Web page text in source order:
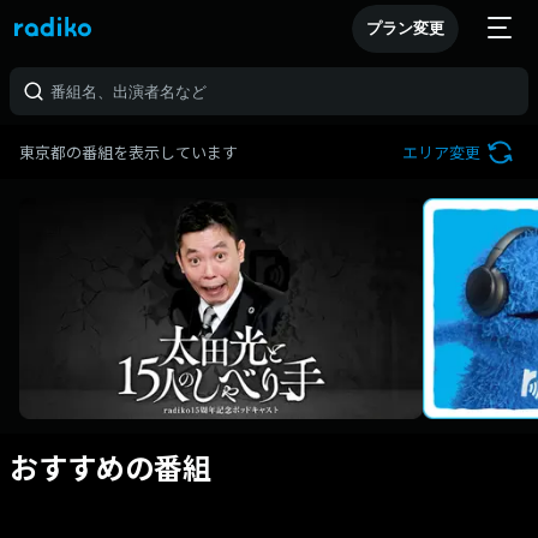
プラン変更
東京都の番組を表示しています エリア変更
おすすめの番組